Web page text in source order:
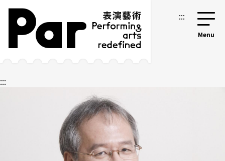
跳到主要内容区块
网站导览 :::
:::